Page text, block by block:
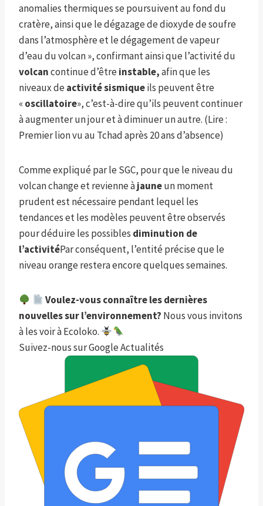
anomalies thermiques se poursuivent au fond du
cratère, ainsi que le dégazage de dioxyde de soufre
dans l’atmosphère et le dégagement de vapeur
d’eau du volcan », confirmant ainsi que l’activité du
volcancontinue d’être instable,afin que les
niveaux de activité sismiqueils peuvent être
«oscillatoire», c’est-à-dire qu’ils peuvent continuer
à augmenter un jour et à diminuer un autre. (Lire :
Premier lion vu au Tchad après 20 ans d’absence)
Comme expliqué par le SGC, pour que le niveau du
volcan change et revienne àjauneun moment
prudent est nécessaire pendant lequel les
tendances et les modèles peuvent être observés
pour déduire les possibles diminution de
l’activitéPar conséquent, l’entité précise que le
niveau orange restera encore quelques semaines.
Voulez-vous connaître les dernières
nouvelles sur l’environnement? Nous vous invitons
à les voir à Ecoloko.
Suivez-nous sur Google Actualités